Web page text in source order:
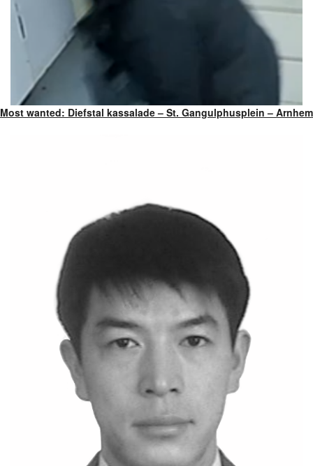
Most wanted: Diefstal kassalade – St. Gangulphusplein – Arnhem